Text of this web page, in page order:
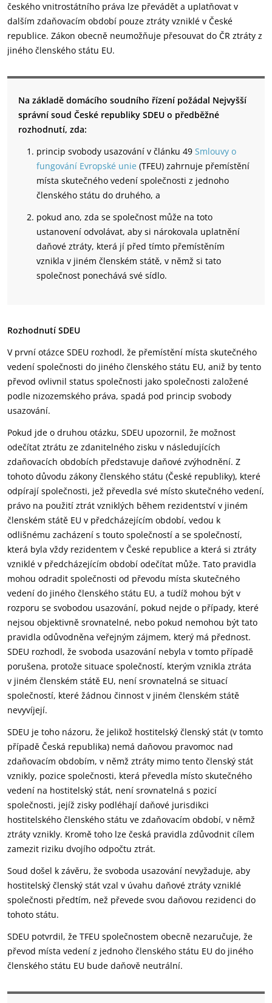
českého vnitrostátního práva lze převádět a uplatňovat v
dalším zdaňovacím období pouze ztráty vzniklé v České
republice. Zákon obecně neumožňuje přesouvat do ČR ztráty z
jiného členského státu EU.
Na základě domácího soudního řízení požádal Nejvyšší
správní soud České republiky SDEU o předběžné
rozhodnutí, zda:
princip svobody usazování v článku 49 Smlouvy o
fungování Evropské unie (TFEU) zahrnuje přemístění
místa skutečného vedení společnosti z jednoho
členského státu do druhého, a
pokud ano, zda se společnost může na toto
ustanovení odvolávat, aby si nárokovala uplatnění
daňové ztráty, která jí před tímto přemístěním
vznikla v jiném členském státě, v němž si tato
společnost ponechává své sídlo.
Rozhodnutí SDEU
V první otázce SDEU rozhodl, že přemístění místa skutečného
vedení společnosti do jiného členského státu EU, aniž by tento
převod ovlivnil status společnosti jako společnosti založené
podle nizozemského práva, spadá pod princip svobody
usazování.
Pokud jde o druhou otázku, SDEU upozornil, že možnost
odečítat ztrátu ze zdanitelného zisku v následujících
zdaňovacích obdobích představuje daňové zvýhodnění. Z
tohoto důvodu zákony členského státu (České republiky), které
odpírají společnosti, jež převedla své místo skutečného vedení,
právo na použití ztrát vzniklých během rezidentství v jiném
členském státě EU v předcházejícím období, vedou k
odlišnému zacházení s touto společností a se společností,
která byla vždy rezidentem v České republice a která si ztráty
vzniklé v předcházejícím období odečítat může. Tato pravidla
mohou odradit společnosti od převodu místa skutečného
vedení do jiného členského státu EU, a tudíž mohou být v
rozporu se svobodou usazování, pokud nejde o případy, které
nejsou objektivně srovnatelné, nebo pokud nemohou být tato
pravidla odůvodněna veřejným zájmem, který má přednost.
SDEU rozhodl, že svoboda usazování nebyla v tomto případě
porušena, protože situace společností, kterým vznikla ztráta
v jiném členském státě EU, není srovnatelná se situací
společností, které žádnou činnost v jiném členském státě
nevyvíjejí.
SDEU je toho názoru, že jelikož hostitelský členský stát (v tomto
případě Česká republika) nemá daňovou pravomoc nad
zdaňovacím obdobím, v němž ztráty mimo tento členský stát
vznikly, pozice společnosti, která převedla místo skutečného
vedení na hostitelský stát, není srovnatelná s pozicí
společnosti, jejíž zisky podléhají daňové jurisdikci
hostitelského členského státu ve zdaňovacím období, v němž
ztráty vznikly. Kromě toho lze česká pravidla zdůvodnit cílem
zamezit riziku dvojího odpočtu ztrát.
Soud došel k závěru, že svoboda usazování nevyžaduje, aby
hostitelský členský stát vzal v úvahu daňové ztráty vzniklé
společnosti předtím, než převede svou daňovou rezidenci do
tohoto státu.
SDEU potvrdil, že TFEU společnostem obecně nezaručuje, že
převod místa vedení z jednoho členského státu EU do jiného
členského státu EU bude daňově neutrální.